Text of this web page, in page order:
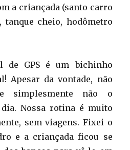
a criançada (santo carro
tanque cheio, hodômetro
de GPS é um bichinho
Apesar da vontade, não
simplesmente não o
Nossa rotina é muito
sem viagens. Fixei o
e a criançada ficou se